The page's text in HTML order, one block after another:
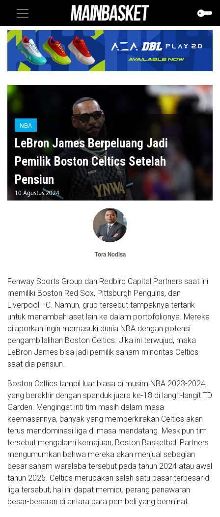
NBA
LeBron James Berpeluang Jadi
Pemilik Boston Celtics Setelah
Pensiun
10 Agustus 2024
Tora Nodisa
Fenway Sports Group dan Redbird Capital Partners saat ini
memiliki Boston Red Sox, Pittsburgh Penguins, dan
Liverpool FC. Namun, grup tersebut tampaknya tertarik
untuk menambah aset lain ke dalam portofolionya. Mereka
dilaporkan ingin memasuki dunia NBA dengan potensi
pengambilalihan Boston Celtics. Jika ini terwujud, maka
LeBron James bisa jadi pemilik saham minoritas Celtics
saat dia pensiun.
Boston Celtics tampil luar biasa di musim NBA 2023-2024,
yang berakhir dengan spanduk juara ke-18 di langit-langit TD
Garden. Mengingat inti tim masih dalam masa
keemasannya, banyak yang memperkirakan Celtics akan
terus mendominasi liga di masa mendatang. Meskipun tim
tersebut mengalami kemajuan, Boston Basketball Partners
mengumumkan bahwa mereka akan menjual sebagian
besar saham waralaba tersebut pada tahun 2024 atau awal
tahun 2025. Celtics merupakan salah satu pasar terbesar di
liga tersebut, hal ini dapat memicu perang penawaran
besar-besaran di antara para pembeli yang berminat.